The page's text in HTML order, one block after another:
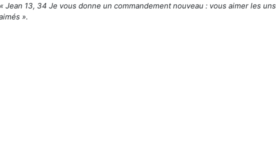
« Jean 13, 34 Je vous donne un commandement nouveau : vous aimer les uns
».